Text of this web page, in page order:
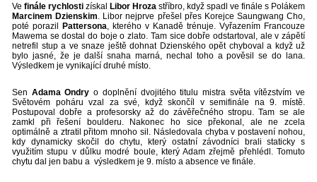
Ve finále rychlosti získal Libor Hroza stříbro, když spadl ve finále s Polákem
Marcinem Dzienskim . Libor nejprve přešel přes Korejce Saungwang Cho,
poté porazil Pattersona , kterého v Kanadě trénuje. Vyřazením Francouze
Mawema se dostal do boje o zlato. Tam sice dobře odstartoval, ale v zápětí
netrefil stup a ve snaze ještě dohnat Dzienského opět chyboval a když už
bylo jasné, že je další snaha marná, nechal toho a pověsil se do lana.
Výsledkem je vynikající druhé místo.
Sen Adama Ondry o doplnění dvojitého titulu mistra světa vítězstvím ve
Světovém poháru vzal za své, když skončíl v semifinále na 9. místě.
Postupoval dobře a profesorsky až do závěřečného stropu. Tam se ale
zamkl při řešení boulderu. Nakonec ho sice překonal, ale ne zcela
optimálně a ztratil přitom mnoho sil. Následovala chyba v postavení nohou,
kdy dynamicky skočil do chytu, který ostatní závodníci brali staticky s
využitím stupu v důlku modré boule, který Adam zřejmě přehlédl. Tomuto
chytu dal jen babu a výsledkem je 9. místo a absence ve finále.